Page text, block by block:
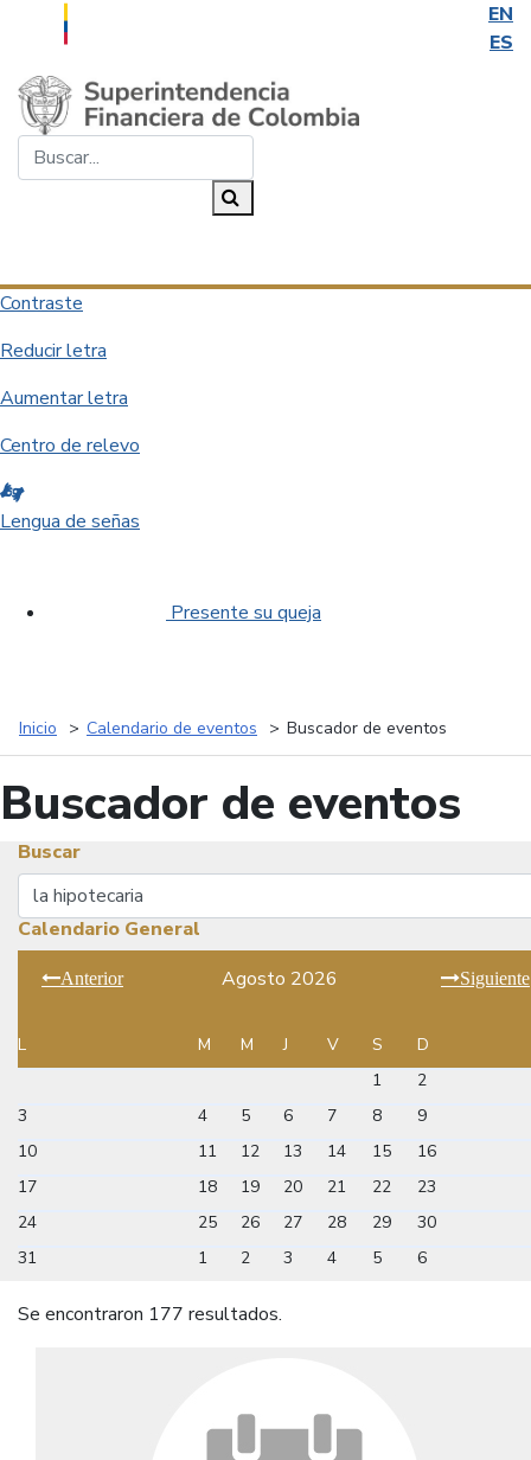
EN
ES
Saltar al contenido principal
Contraste
Reducir letra
Aumentar letra
Centro de relevo
Lengua de señas
Presente su queja
Inicio Calendario de eventos Buscador de eventos
Buscador de eventos
Buscar
Buscar
Calendario General
Anterior Agosto 2026 Siguiente
L M M J V S
D
1
2
3
4 5 6 7 8
9
10
11 12 13 14 15
16
17
18 19 20 21 22
23
24
25 26 27 28 29
30
31
1 2 3 4 5 6
Se encontraron 177 resultados.